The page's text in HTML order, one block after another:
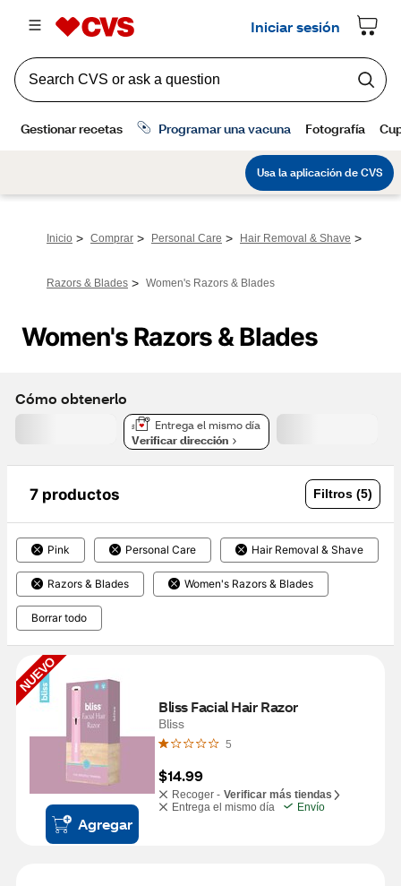
Inicio > Comprar > Personal Care > Hair Removal & Shave >
Razors & Blades > Women's Razors & Blades
Women's Razors & Blades
Cómo obtenerlo
Entrega el mismo día
Verificar dirección
7 productos Filtros (5)
Pink Personal Care Hair Removal & Shave
Razors & Blades Women's Razors & Blades
Borrar todo
NUEVO
Agregar
Bliss Facial Hair Razor
Bliss
5
$14.99
Recoger - Verificar más tiendas
Entrega el mismo día
Envío